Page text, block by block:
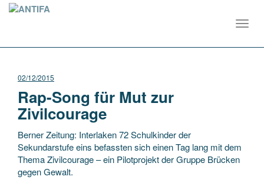
02/12/2015
Rap-Song für Mut zur
Zivilcourage
Berner Zeitung: Interlaken 72 Schulkinder der
Sekundarstufe eins befassten sich einen Tag lang mit dem
Thema Zivil­courage – ein Pilotprojekt der Gruppe Brücken
gegen Gewalt.